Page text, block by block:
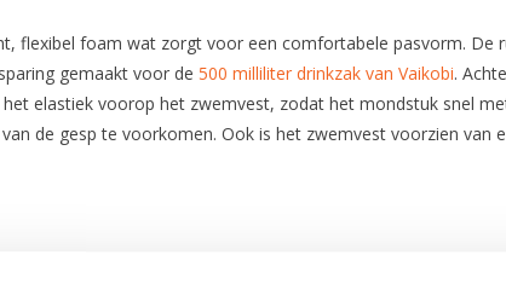
flexibel foam wat zorgt voor een comfortabele pasvorm.
gemaakt voor de 500 milliliter drinkzak van Vaikobi.
elastiek voorop het zwemvest, zodat het mondstuk snel
de gesp te voorkomen. Ook is het zwemvest voorzien